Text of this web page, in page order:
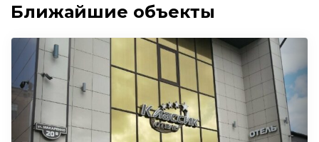
Ближайшие объекты